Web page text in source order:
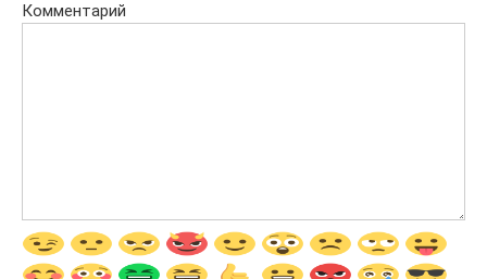
Комментарий